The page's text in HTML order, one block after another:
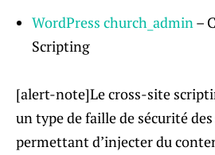
WordPress church_admin–
Scripting
[alert-note]Le cross-site
un type de faille de sécurité
permettant d’injecter du